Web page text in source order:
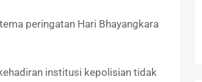
peringatan Hari Bhayangkara
institusi kepolisian tidak